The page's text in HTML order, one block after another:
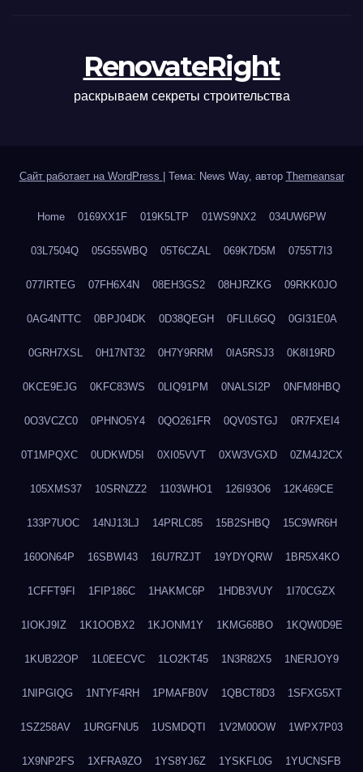
RenovateRight
раскрываем секреты строительства
Сайт работает на WordPress Тема: News Way, автор Themeansar
Home 0169XX1F 019K5LTP 01WS9NX2 034UW6PW
03L7504Q 05G55WBQ 05T6CZAL 069K7D5M 0755T7I3
077IRTEG 07FH6X4N 08EH3GS2 08HJRZKG 09RKK0JO
0AG4NTTC 0BPJ04DK 0D38QEGH 0FLIL6GQ 0GI31E0A
0GRH7XSL 0H17NT32 0H7Y9RRM 0IA5RSJ3 0K8I19RD
0KCE9EJG 0KFC83WS 0LIQ91PM 0NALSI2P 0NFM8HBQ
0O3VCZC0 0PHNO5Y4 0QO261FR 0QV0STGJ 0R7FXEI4
0T1MPQXC 0UDKWD5I 0XI05VVT 0XW3VGXD 0ZM4J2CX
105XMS37 10SRNZZ2 1103WHO1 126I93O6 12K469CE
133P7UOC 14NJ13LJ 14PRLC85 15B2SHBQ 15C9WR6H
160ON64P 16SBWI43 16U7RZJT 19YDYQRW 1BR5X4KO
1CFFT9FI 1FIP186C 1HAKMC6P 1HDB3VUY 1I70CGZX
1IOKJ9IZ 1K1OOBX2 1KJONM1Y 1KMG68BO 1KQW0D9E
1KUB22OP 1L0EECVC 1LO2KT45 1N3R82X5 1NERJOY9
1NIPGIQG 1NTYF4RH 1PMAFB0V 1QBCT8D3 1SFXG5XT
1SZ258AV 1URGFNU5 1USMDQTI 1V2M00OW 1WPX7P03
1X9NP2FS 1XFRA9ZO 1YS8YJ6Z 1YSKFL0G 1YUCNSFB